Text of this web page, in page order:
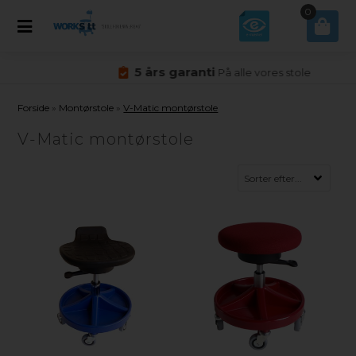
0
5 års garanti På alle vores stole
Forside » Montørstole »V-Matic montørstole
V-Matic montørstole